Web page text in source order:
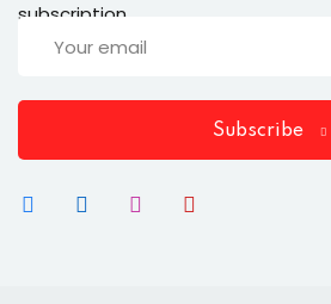
subscription
Subscribe